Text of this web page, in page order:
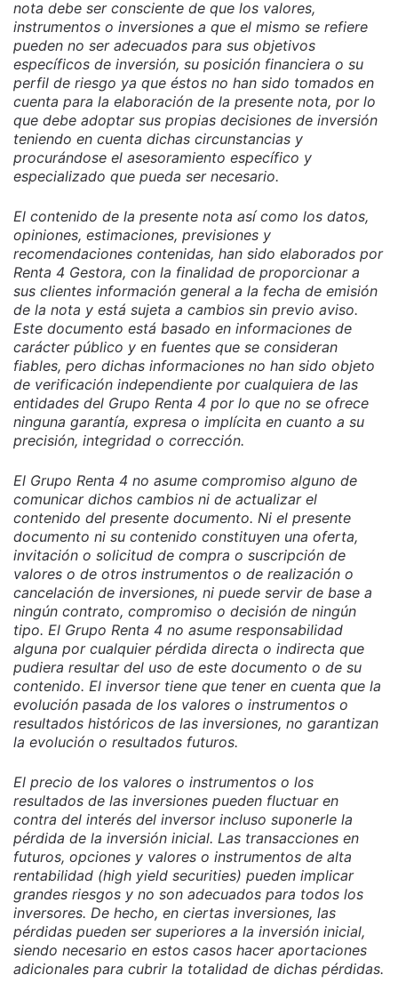
nota debe ser consciente de que los valores,
instrumentos o inversiones a que el mismo se refiere
pueden no ser adecuados para sus objetivos
específicos de inversión, su posición financiera o su
perfil de riesgo ya que éstos no han sido tomados en
cuenta para la elaboración de la presente nota, por lo
que debe adoptar sus propias decisiones de inversión
teniendo en cuenta dichas circunstancias y
procurándose el asesoramiento específico y
especializado que pueda ser necesario.
El contenido de la presente nota así como los datos,
opiniones, estimaciones, previsiones y
recomendaciones contenidas, han sido elaborados por
Renta 4 Gestora, con la finalidad de proporcionar a
sus clientes información general a la fecha de emisión
de la nota y está sujeta a cambios sin previo aviso.
Este documento está basado en informaciones de
carácter público y en fuentes que se consideran
fiables, pero dichas informaciones no han sido objeto
de verificación independiente por cualquiera de las
entidades del Grupo Renta 4 por lo que no se ofrece
ninguna garantía, expresa o implícita en cuanto a su
precisión, integridad o corrección.
El Grupo Renta 4 no asume compromiso alguno de
comunicar dichos cambios ni de actualizar el
contenido del presente documento. Ni el presente
documento ni su contenido constituyen una oferta,
invitación o solicitud de compra o suscripción de
valores o de otros instrumentos o de realización o
cancelación de inversiones, ni puede servir de base a
ningún contrato, compromiso o decisión de ningún
tipo. El Grupo Renta 4 no asume responsabilidad
alguna por cualquier pérdida directa o indirecta que
pudiera resultar del uso de este documento o de su
contenido. El inversor tiene que tener en cuenta que la
evolución pasada de los valores o instrumentos o
resultados históricos de las inversiones, no garantizan
la evolución o resultados futuros.
El precio de los valores o instrumentos o los
resultados de las inversiones pueden fluctuar en
contra del interés del inversor incluso suponerle la
pérdida de la inversión inicial. Las transacciones en
futuros, opciones y valores o instrumentos de alta
rentabilidad (high yield securities) pueden implicar
grandes riesgos y no son adecuados para todos los
inversores. De hecho, en ciertas inversiones, las
pérdidas pueden ser superiores a la inversión inicial,
siendo necesario en estos casos hacer aportaciones
adicionales para cubrir la totalidad de dichas pérdidas.